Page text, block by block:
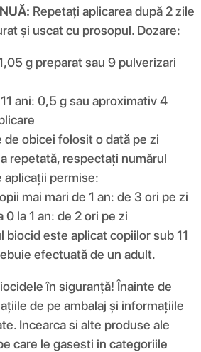
Repetați aplicarea după 2 zile
și uscat cu prosopul. Dozare:
g preparat sau 9 pulverizari
ani: 0,5 g sau aproximativ 4
de obicei folosit o dată pe zi
repetată, respectați numărul
aplicații permise:
mai mari de 1 an: de 3 ori pe zi
0 la 1 an: de 2 ori pe zi
biocid este aplicat copiilor sub 11
efectuată de un adult.
în siguranță! Înainte de
de pe ambalaj și informațiile
Incearca si alte produse ale
care le gasesti in categoriile